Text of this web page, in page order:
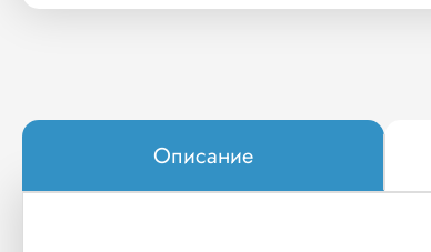
Описание